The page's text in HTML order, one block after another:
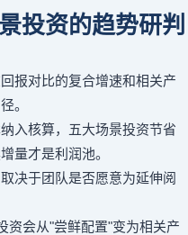
投资的趋势研判
报对比的复合增速和相关产
。
入核算，五大场景投资节省
量才是利润池。
决于团队是否愿意为延伸阅
资会从"尝鲜配置"变为相关产